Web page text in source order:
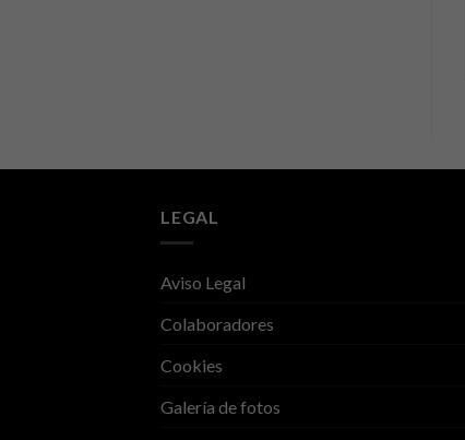
LEGAL
Aviso Legal
Colaboradores
Cookies
Galería de fotos